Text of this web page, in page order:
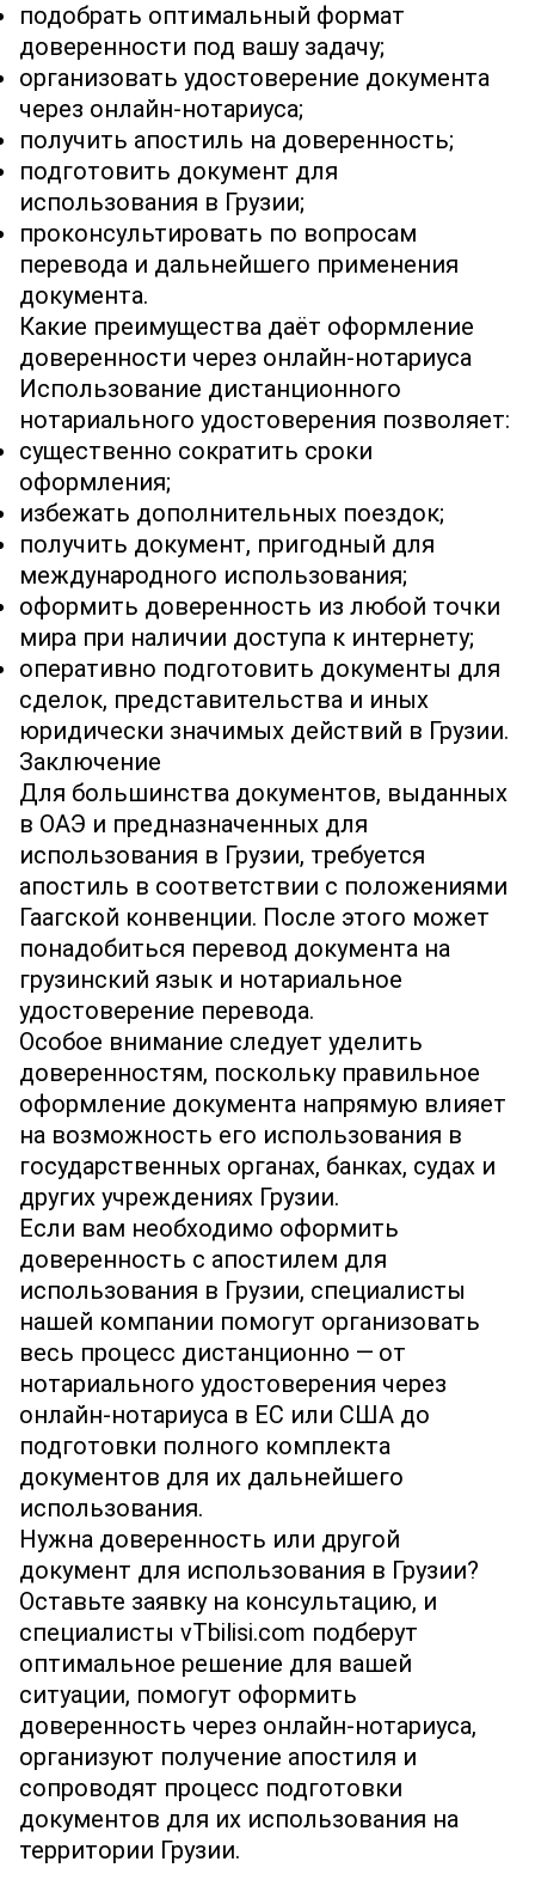
подобрать оптимальный формат
доверенности под вашу задачу;
организовать удостоверение документа
через онлайн‐нотариуса;
получить апостиль на доверенность;
подготовить документ для
использования в Грузии;
проконсультировать по вопросам
перевода и дальнейшего применения
документа.
Какие преимущества даёт оформление
доверенности через онлайн‐нотариуса
Использование дистанционного
нотариального удостоверения позволяет:
существенно сократить сроки
оформления;
избежать дополнительных поездок;
получить документ, пригодный для
международного использования;
оформить доверенность из любой точки
мира при наличии доступа к интернету;
оперативно подготовить документы для
сделок, представительства и иных
юридически значимых действий в Грузии.
Заключение
Для большинства документов, выданных
в ОАЭ и предназначенных для
использования в Грузии, требуется
апостиль в соответствии с положениями
Гаагской конвенции. После этого может
понадобиться перевод документа на
грузинский язык и нотариальное
удостоверение перевода.
Особое внимание следует уделить
доверенностям, поскольку правильное
оформление документа напрямую влияет
на возможность его использования в
государственных органах, банках, судах и
других учреждениях Грузии.
Если вам необходимо оформить
доверенность с апостилем для
использования в Грузии, специалисты
нашей компании помогут организовать
весь процесс дистанционно — от
нотариального удостоверения через
онлайн‐нотариуса в ЕС или США до
подготовки полного комплекта
документов для их дальнейшего
использования.
Нужна доверенность или другой
документ для использования в Грузии?
Оставьте заявку на консультацию, и
специалисты vTbilisi.com подберут
оптимальное решение для вашей
ситуации, помогут оформить
доверенность через онлайн‐нотариуса,
организуют получение апостиля и
сопроводят процесс подготовки
документов для их использования на
территории Грузии.